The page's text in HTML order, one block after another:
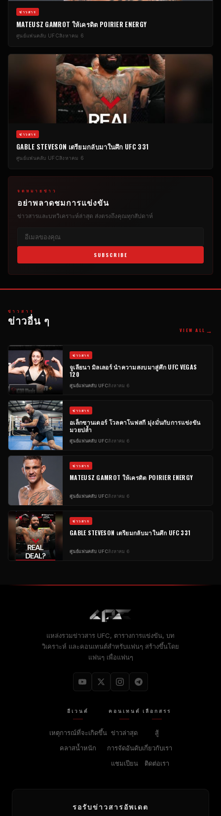
ข่าวสาร
MATEUSZ GAMROT ให้เครดิต POIRIER ENERGY
ศูนย์แฟนคลับ UFCสิงหาคม 6
ข่าวสาร
GABLE STEVESON เตรียมกลับมาในศึก UFC 331
ศูนย์แฟนคลับ UFCสิงหาคม 6
จดหมายข่าว
อย่าพลาดชมการแข่งขัน
ข่าวสารและบทวิเคราะห์ล่าสุด ส่งตรงถึงคุณทุกสัปดาห์
SUBSCRIBE
ข่าวสาร
ข่าวอื่น ๆ
VIEW ALL →
ข่าวสาร
จูเลียนา มิลเลอร์ นำความสงบมาสู่ศึก UFC VEGAS
120
ศูนย์แฟนคลับ UFCสิงหาคม 6
ข่าวสาร
อเล็กซานเดอร์ โวลคาโนฟสกี มุ่งมั่นกับการแข่งขัน
มวยปล้ำ
ศูนย์แฟนคลับ UFCสิงหาคม 6
ข่าวสาร
MATEUSZ GAMROT ให้เครดิต POIRIER ENERGY
ศูนย์แฟนคลับ UFCสิงหาคม 6
ข่าวสาร
GABLE STEVESON เตรียมกลับมาในศึก UFC 331
ศูนย์แฟนคลับ UFCสิงหาคม 6
แหล่งรวมข่าวสาร UFC, ตารางการแข่งขัน, บท
วิเคราะห์ และคอนเทนต์สำหรับแฟนๆ สร้างขึ้นโดย
แฟนๆ เพื่อแฟนๆ
อีเวนต์
เหตุการณ์ที่จะเกิดขึ้น
คลาสน้ำหนัก
คอนเทนต์
ข่าวล่าสุด
การจัดอันดับ
แชมเปียน
เลือกสรร
สู้
เกี่ยวกับเรา
ติดต่อเรา
รอรับข่าวสารอัพเดต